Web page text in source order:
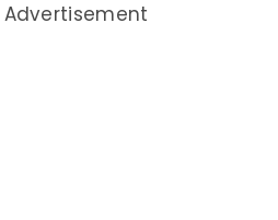
Advertisement